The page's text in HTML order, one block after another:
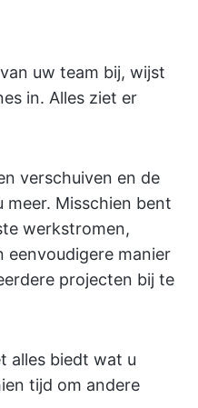
uw team bij, wijst
in. Alles ziet er
verschuiven en de
Misschien bent
werkstromen,
manier
projecten bij te
alles biedt wat u
tijd om andere